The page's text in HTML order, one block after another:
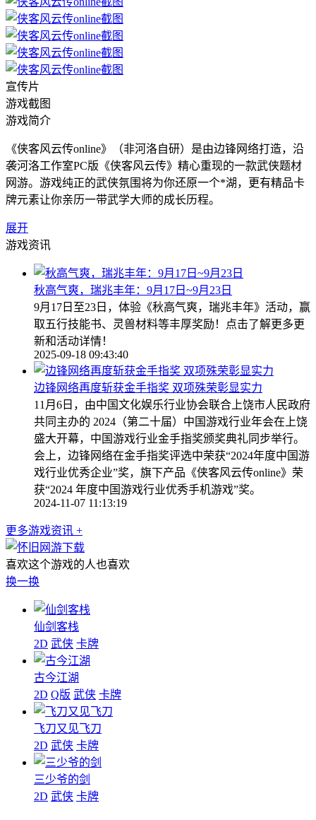
宣传片
游戏截图
游戏简介
《侠客风云传online》（非河洛自研）是由边锋网络打造，沿
袭河洛工作室PC版《侠客风云传》精心重现的一款武侠题材
网游。游戏纯正的武侠氛围将为你还原一个*湖，更有精品卡
牌元素让你亲历一带武学大师的成长历程。
展开
游戏资讯
秋高气爽，瑞兆丰年：9月17日~9月23日
9月17日至23日，体验《秋高气爽，瑞兆丰年》活动，赢
取五行技能书、灵兽材料等丰厚奖励！点击了解更多更
新和活动详情！
2025-09-18 09:43:40
边锋网络再度斩获金手指奖 双项殊荣彰显实力
11月6日，由中国文化娱乐行业协会联合上饶市人民政府
共同主办的 2024（第二十届）中国游戏行业年会在上饶
盛大开幕，中国游戏行业金手指奖颁奖典礼同步举行。
会上，边锋网络在金手指奖评选中荣获“2024年度中国游
戏行业优秀企业”奖，旗下产品《侠客风云传online》荣
获“2024 年度中国游戏行业优秀手机游戏”奖。
2024-11-07 11:13:19
更多游戏资讯 +
喜欢这个游戏的人也喜欢
换一换
仙剑客栈
2D 武侠 卡牌
古今江湖
2D Q版 武侠 卡牌
飞刀又见飞刀
2D 武侠 卡牌
三少爷的剑
2D 武侠 卡牌